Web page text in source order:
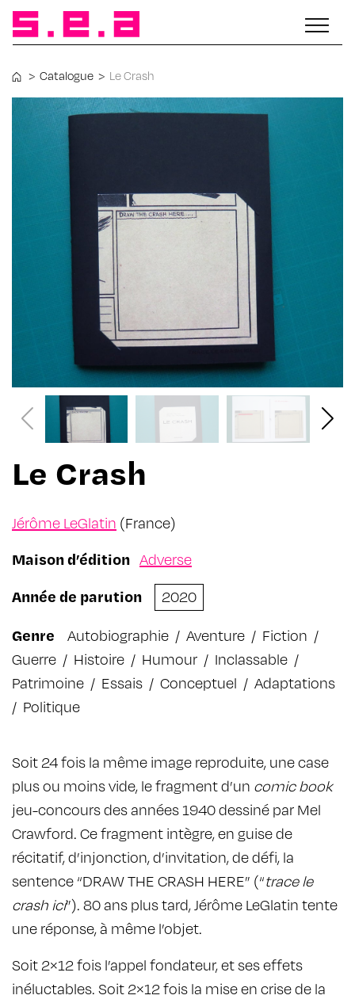
> Catalogue > Le Crash
Le Crash
Jérôme LeGlatin (France)
Maison d’édition Adverse
Année de parution
2020
Genre
Autobiographie / Aventure / Fiction /
Guerre / Histoire / Humour / Inclassable /
Patrimoine / Essais / Conceptuel / Adaptations
/ Politique
Soit 24 fois la même image reproduite, une case
plus ou moins vide, le fragment d’un comic book
jeu-concours des années 1940 dessiné par Mel
Crawford. Ce fragment intègre, en guise de
récitatif, d’injonction, d’invitation, de défi, la
sentence “DRAW THE CRASH HERE” (“trace le
crash ici”). 80 ans plus tard, Jérôme LeGlatin tente
une réponse, à même l’objet.
Soit 2×12 fois l’appel fondateur, et ses effets
inéluctables. Soit 2×12 fois la mise en crise de la